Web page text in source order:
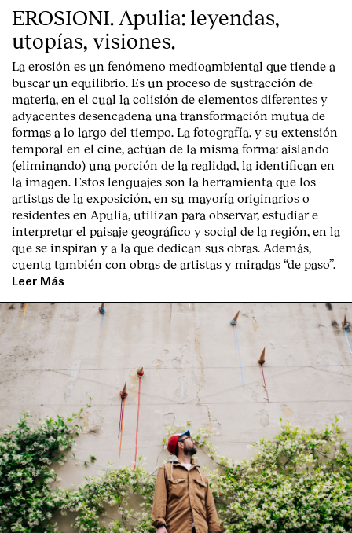
Contacto
EROSIONI. Apulia: leyendas,
utopías, visiones.
La erosión es un fenómeno medioambiental que tiende a
buscar un equilibrio. Es un proceso de sustracción de
materia, en el cual la colisión de elementos diferentes y
adyacentes desencadena una transformación mutua de
formas a lo largo del tiempo. La fotografía, y su extensión
temporal en el cine, actúan de la misma forma: aislando
(eliminando) una porción de la realidad, la identifican en
la imagen. Estos lenguajes son la herramienta que los
artistas de la exposición, en su mayoría originarios o
residentes en Apulia, utilizan para observar, estudiar e
interpretar el paisaje geográfico y social de la región, en la
que se inspiran y a la que dedican sus obras. Además,
cuenta también con obras de artistas y miradas “de paso”.
Leer Más